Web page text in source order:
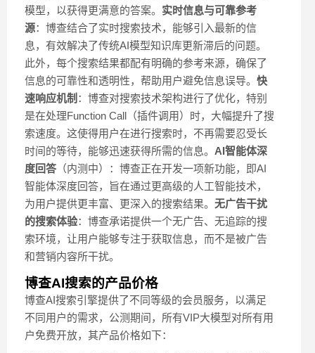
模型，以获得更满意的答案。 实时信息与可靠参考
源：博查结合了实时搜索技术，能够引入最新的信
息，有效解决了传统AI模型知识库更新滞后的问题。
此外，每个搜索结果都配有明确的参考来源，确保了
信息的可靠性和透明性，帮助用户避免信息误导。 快
速响应机制 ：博查对搜索技术架构进行了优化，特别
是在处理Function Call（插件调用）时，大幅提升了搜
索速度。这使得用户在进行搜索时，不再需要忍受长
时间的等待，能够迅速获得所需的信息。 AI智能体深
度回答 （内测中）：博查正在开发一项新功能，即AI
智能体深度回答，旨在通过更高级的人工智能技术，
为用户提供更丰富、更深入的搜索结果。 无广告干扰
的搜索体验：博查承诺提供一个无广告、无追踪的搜
索环境，让用户能够专注于获取信息，而不是被广告
和营销内容所干扰。
博查AI搜索的产品价格
博查AI搜索引擎提供了不同等级的会员服务，以满足
不同用户的需求，公测期间，所有VIP大模型对所有用
户免费开放，其产品价格如下：